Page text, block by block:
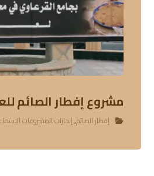
مشروع إفطار الصائم للعام
إفطار الصائم,إنجازات المشروعات